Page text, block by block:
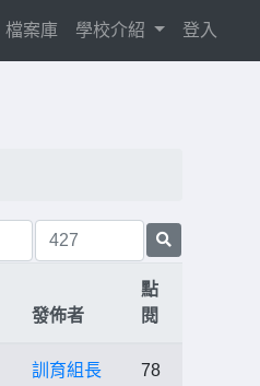
檔案庫 學校介紹 登入
發佈者
點
閱
訓育組長
78